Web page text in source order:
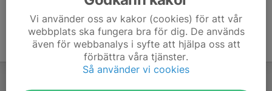
Vi använder oss av kakor (cookies) för att vår
webbplats ska fungera bra för dig. De används
även för webbanalys i syfte att hjälpa oss att
förbättra våra tjänster.
Så använder vi cookies